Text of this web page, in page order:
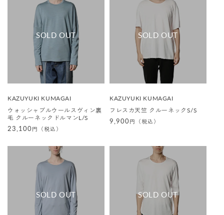
販
元
:
KAZUYUKI KUMAGAI
ウォッシャブルウールスヴィン裏
毛 クルーネックドルマンL/S
通
価
23,100円（税込）
販
元
:
KAZUYUKI KUMAGAI
フレスカ天竺 クルーネックS/S
通
9,900円（税込）